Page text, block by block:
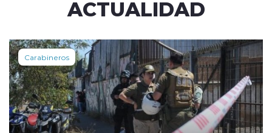
ACTUALIDAD
Carabineros